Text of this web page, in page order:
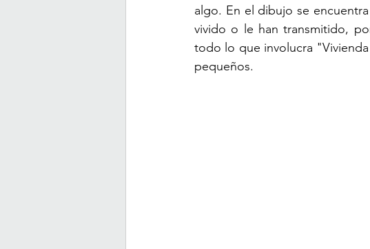
algo. En el dibujo se
vivido o le han transmitido,
todo lo que involucra
pequeños.